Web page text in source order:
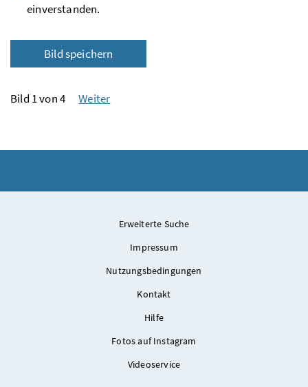
einverstanden.
Bild speichern
Bild 1 von 4 Weiter
Erweiterte Suche
Impressum
Nutzungsbedingungen
Kontakt
Hilfe
Fotos auf Instagram
Videoservice